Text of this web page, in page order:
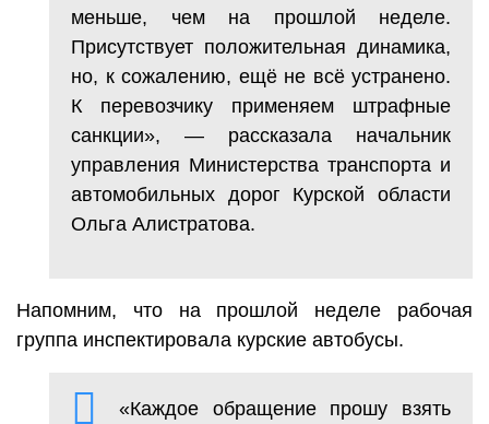
меньше, чем на прошлой неделе.
Присутствует положительная динамика,
но, к сожалению, ещё не всё устранено.
К перевозчику применяем штрафные
санкции», — рассказала начальник
управления Министерства транспорта и
автомобильных дорог Курской области
Ольга Алистратова.
Напомним, что на прошлой неделе рабочая
группа инспектировала курские автобусы.
«Каждое обращение прошу взять